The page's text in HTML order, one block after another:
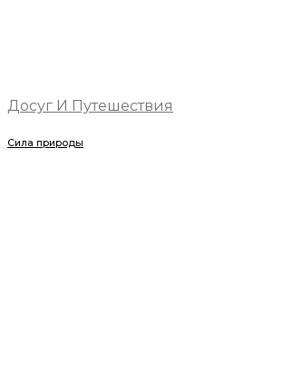
Досуг И Путешествия
Сила природы